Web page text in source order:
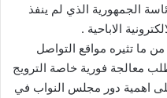
رقم ٥٤ لسنة ٢٠١٦ عن رئاسة الجمهورية الذي لم ينفذ
الاباحية .
ما تثيره مواقع التواصل
معالجة فورية خاصة الترويج
اهمية دور مجلس النواب في